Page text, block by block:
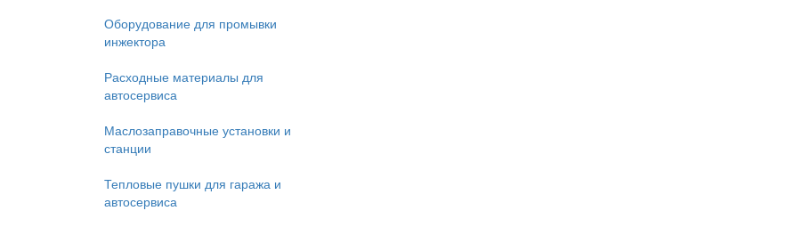
Оборудование для промывки
инжектора
Расходные материалы для
автосервиса
Маслозаправочные установки и
станции
Тепловые пушки для гаража и
автосервиса